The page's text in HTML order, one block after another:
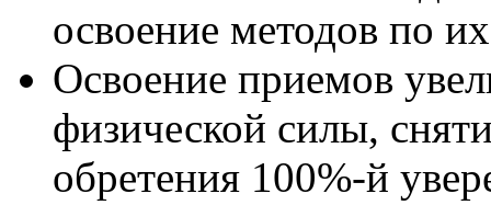
освоение методов по
Освоение приемов
физической силы,
обретения 100%-й